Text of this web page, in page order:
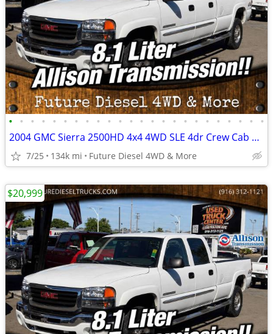
• • • • • • • • • • • • • • • • • • • • • • • •
2004 GMC Sierra 2500HD 4x4 4WD SLE 4dr Crew Cab LB Pickup Truck
7/25 134k mi Future Diesel 4WD & More
$20,999